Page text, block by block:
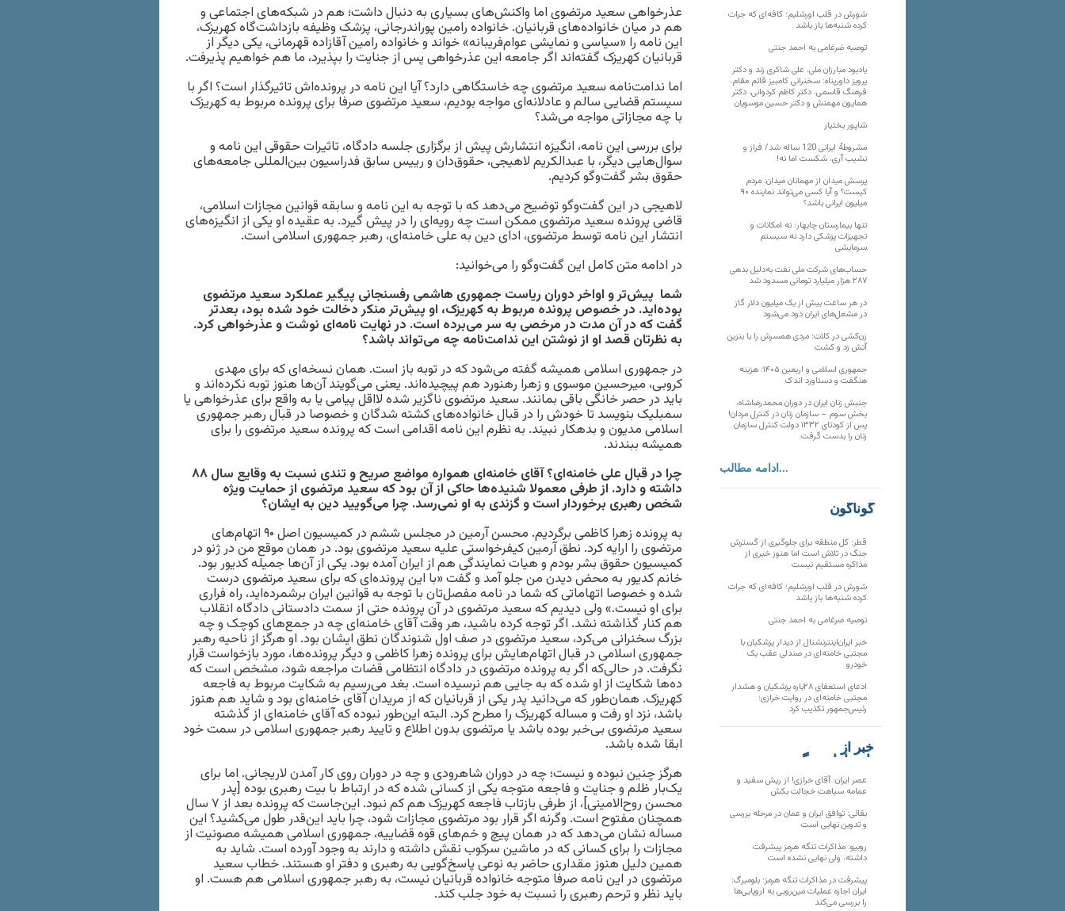
عذرخواهی سعید مرتضوی اما واکنش‌های بسیاری به دنبال داشت؛ هم در شبکه‌های اجتماعی و
هم در میان خانواده‌های قربانیان. خانواده رامین پوراندرجانی، پزشک وظیفه بازداشت‌گاه کهریزک،
این نامه را «سیاسی و نمایشی عوام‌فریبانه» خواند و خانواده رامین آقازاده قهرمانی، یکی دیگر از
قربانیان کهریزک گفته‌اند اگر جامعه این عذرخواهی پس از جنایت را بپذیرد، ما هم خواهیم پذیرفت.
اما ندامت‌نامه سعید مرتضوی چه خاستگاهی دارد؟ آیا این نامه در پرونده‌اش تاثیرگذار است؟ اگر با
سیستم قضایی سالم و عادلانه‌ای مواجه بودیم، سعید مرتضوی صرفا برای پرونده مربوط به کهریزک
با چه مجازاتی مواجه می‌شد؟
برای بررسی این نامه، انگیزه انتشارش پیش از برگزاری جلسه دادگاه، تاثیرات حقوقی این نامه و
سوال‌هایی دیگر، با عبدالکریم لاهیجی، حقوق‌دان و رییس سابق فدراسیون بین‌المللی جامعه‌های
حقوق بشر گفت‌وگو کردیم.
لاهیجی در این گفت‌وگو توضیح می‌دهد که با توجه به این نامه و سابقه قوانین مجازات اسلامی،
قاضی پرونده سعید مرتضوی ممکن است چه رویه‌ای را در پیش گیرد. به عقیده او یکی از انگیزه‌های
انتشار این نامه توسط مرتضوی، ادای دین به علی خامنه‌ای، رهبر جمهوری اسلامی است.
در ادامه متن کامل این گفت‌وگو را می‌خوانید:
شما پیش‌تر و اواخر دوران ریاست جمهوری هاشمی ‌رفسنجانی پیگیر عملکرد سعید مرتضوی
بوده‌اید. در خصوص پرونده مربوط به کهریزک، او پیش‌تر منکر دخالت خود شده بود، بعدتر
گفت که در آن مدت در مرخصی به سر می‌برده است. در نهایت نامه‌ای نوشت و عذرخواهی کرد.
به نظرتان قصد او از نوشتن این ندامت‌نامه چه می‌تواند باشد؟
در جمهوری اسلامی همیشه گفته می‌شود که در توبه باز است. همان نسخه‌ای که برای مهدی
کروبی، میرحسین موسوی و زهرا رهنورد هم پیچیده‌اند. یعنی می‌گویند آن‌ها هنوز توبه نکرده‌اند و
باید در حصر خانگی باقی بمانند. سعید مرتضوی ناگزیر شده لااقل پیامی یا به واقع برای عذرخواهی یا
سمبلیک بنویسد تا خودش را در قبال خانواده‌های کشته ‌شدگان و خصوصا در قبال رهبر جمهوری
اسلامی مدیون و بدهکار نبیند. به نظرم این نامه اقدامی است که پرونده سعید مرتضوی را برای
همیشه ببندند.
چرا در قبال علی خامنه‌ای؟ آقای خامنه‌ای همواره مواضع صریح و تندی نسبت به وقایع سال۸۸
داشته و دارد. از طرفی معمولا شنیده‌ها حاکی از آن بود که سعید مرتضوی از حمایت ویژه
شخص رهبری برخوردار است و گزندی به او نمی‌رسد. چرا می‌گویید دین به ایشان؟
به پرونده زهرا کاظمی برگردیم. محسن آرمین در مجلس ششم در کمیسیون اصل ۹۰ اتهام‌های
مرتضوی را ارایه کرد. نطق آرمین کیفرخواستی علیه سعید مرتضوی بود. در همان موقع من در ژنو در
کمیسیون حقوق بشر بودم و هیات نمایندگی هم از ایران آمده بود. یکی از آن‌ها جمیله کدیور بود.
خانم کدیور به محض دیدن من جلو آمد و گفت «با این پرونده‌ای که برای سعید مرتضوی درست
شده و خصوصا اتهاماتی که شما در نامه مفصل‌تان با توجه به قوانین ایران برشمرده‌اید، راه فراری
برای او نیست.» ولی دیدیم که سعید مرتضوی در آن پرونده حتی از سمت دادستانی دادگاه انقلاب
هم کنار گذاشته نشد. اگر توجه کرده باشید، هر وقت آقای خامنه‌ای چه در جمع‌های کوچک و چه
بزرگ سخنرانی می‌کرد، سعید مرتضوی در صف اول شنوندگان نطق ایشان بود. او هرگز از ناحیه رهبر
جمهوری اسلامی در قبال اتهام‌هایش برای پرونده زهرا کاظمی و دیگر پرونده‌ها، مورد بازخواست قرار
نگرفت. در حالی‌که اگر به پرونده مرتضوی در دادگاه انتظامی قضات مراجعه شود، مشخص است که
ده‌ها شکایت از او شده که به جایی هم نرسیده است. بغد می‌رسیم به شکایت مربوط به فاجعه
کهریزک. همان‌طور که می‌دانید پدر یکی از قربانیان که از مریدان آقای خامنه‌ای بود و شاید هم هنوز
باشد، نزد او رفت و مساله کهریزک را مطرح کرد. البته این‌طور نبوده که آقای خامنه‌ای از گذشته
سعید مرتضوی بی‌خبر بوده باشد یا مرتضوی بدون اطلاع و تایید رهبر جمهوری اسلامی در سمت خود
ابقا شده باشد.
هرگز چنین نبوده و نیست؛ چه در دوران شاهرودی و چه در دوران روی کار آمدن لاریجانی. اما برای
یک‌بار ظلم و جنایت و فاجعه‌ متوجه یکی از کسانی شده که در ارتباط با بیت رهبری بوده [پدر
محسن روح‌الامینی]، از طرفی بازتاب فاجعه کهریزک هم کم نبود. این‌جاست که پرونده بعد از ۷ سال
همچنان مفتوح است. وگرنه اگر قرار بود مرتضوی مجازات شود، چرا باید این‌قدر طول می‌کشید؟ این
مساله نشان می‌دهد که در همان پیچ و خم‌های قوه قضاییه، جمهوری اسلامی همیشه مصونیت از
مجازات را برای کسانی که در ماشین سرکوب نقش داشته و دارند به وجود آورده است. شاید به
همین دلیل هنوز مقداری حاضر به نوعی پاسخ‌گویی به رهبری و دفتر او هستند. خطاب سعید
مرتضوی در این نامه صرفا متوجه خانواده قربانیان نیست، به رهبر جمهوری اسلامی هم هست. او
باید نظر و ترحم رهبری را نسبت به خود جلب کند.
شورش در قلب اورشلیم؛ کافه‌ای که جرات
کرده شنبه‌ها باز باشد
توصیه ضرغامی به احمد جنتی
یادبود مبارزان ملی، علی شاکری زند و دکتر
پرویز داورپناه: سخنرانی کامبیز قائم مقام،
فرهنگ قاسمی، دکتر کاظم کردوانی، دکتر
همایون مهمنش و دکتر حسین موسویان
شاپور بختیار
مشروطۀ ایرانی 120 ساله شد/ فراز و
نشیب آری، شکست اما نه!
پرسش میدان از مهمانان میدان: مردم
کیست؟ و آیا کسی می‌تواند نماینده ۹۰
میلیون ایرانی باشد؟
تنها بیمارستان چابهار؛ نه امکانات و
تجهیزات پزشکی دارد نه سیستم
سرمایشی
حساب‌های شرکت ملی نفت به‌دلیل بدهی
۲۸۷ هزار میلیارد تومانی مسدود شد
در هر ساعت بیش از یک میلیون دلار گاز
در مشعل‌های ایران دود می‌شود
زن‌کشی در کلات؛ مردی همسرش را با بنزین
آتش زد و کشت
جمهوری اسلامی و اربعین ۱۴۰۵؛ هزینه
هنگفت و دستاورد اندک
جنبش زنان ایران در دوران محمدرضاشاه،
بخش سوم – سازمان زنان در کنترل مردان!
پس از کودتای ۱۳۳۲ دولت کنترل سازمان
زنان را بدست گرفت.
ادامه مطالب...
گوناگون
قطر: کل منطقه برای جلوگیری از گسترش
جنگ در تلاش است اما هنوز خبری از
مذاکره مستقیم نیست
شورش در قلب اورشلیم؛ کافه‌ای که جرات
کرده شنبه‌ها باز باشد
توصیه ضرغامی به احمد جنتی
خبر ایران‌اینترنشنال از دیدار پزشکیان با
مجتبی خامنه‌ای در صندلی عقب یک
خودرو
ادعای استعفای ۲۸باره پزشکیان و هشدار
مجتبی خامنه‌ای در روایت خرازی؛
رئیس‌جمهور تکذیب کرد
خبر از
تارنماهای دیگر
عصر ایران: آقای خرازی! از ریش سفید و
عمامه سیاهت خجالت بکش
بقائی: توافق ایران و عمان در مرحله بررسی
و تدوین نهایی است
روبیو: مذاکرات تنگه هرمز پیشرفت
داشته، ولی نهایی نشده است
پیشرفت در مذاکرات تنگه هرمز؛ بلومبرگ:
ایران اجازه عملیات مین‌روبی به اروپایی‌ها
را بررسی می‌کند